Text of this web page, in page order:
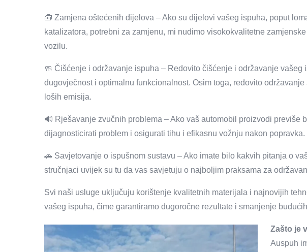
🧰 Zamjena oštećenih dijelova – Ako su dijelovi vašeg ispuha, poput
katalizatora, potrebni za zamjenu, mi nudimo visokokvalitetne
vozilu.
🧼 Čišćenje i održavanje ispuha – Redovito čišćenje i održavanje vašeg
dugovječnost i optimalnu funkcionalnost. Osim toga, redovito
loših emisija.
🔊 Rješavanje zvučnih problema – Ako vaš automobil proizvodi previše
dijagnosticirati problem i osigurati tihu i efikasnu vožnju nakon popravka.
🚗 Savjetovanje o ispušnom sustavu – Ako imate bilo kakvih pitanja o
stručnjaci uvijek su tu da vas savjetuju o najboljim praksama za
Svi naši usluge uključuju korištenje kvalitetnih materijala i najnovijih
vašeg ispuha, čime garantiramo dugoročne rezultate i smanjenje
Zašto je
Auspuh